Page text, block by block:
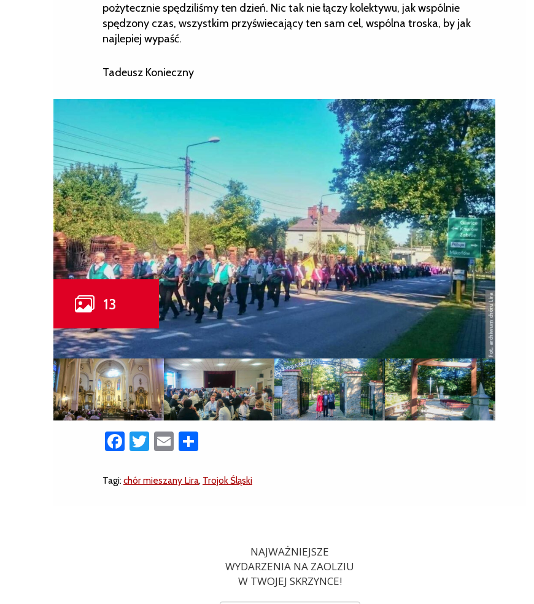
pożytecznie spędziliśmy ten dzień. Nic tak nie łączy kolektywu, jak wspólnie
spędzony czas, wszystkim przyświecający ten sam cel, wspólna troska, by jak
najlepiej wypaść.
Tadeusz Konieczny
Facebook
Twitter
Email
Tagi:chór mieszany Lira, Trojok Śląski
NAJWAŻNIEJSZE
WYDARZENIA NA ZAOLZIU
W TWOJEJ SKRZYNCE!